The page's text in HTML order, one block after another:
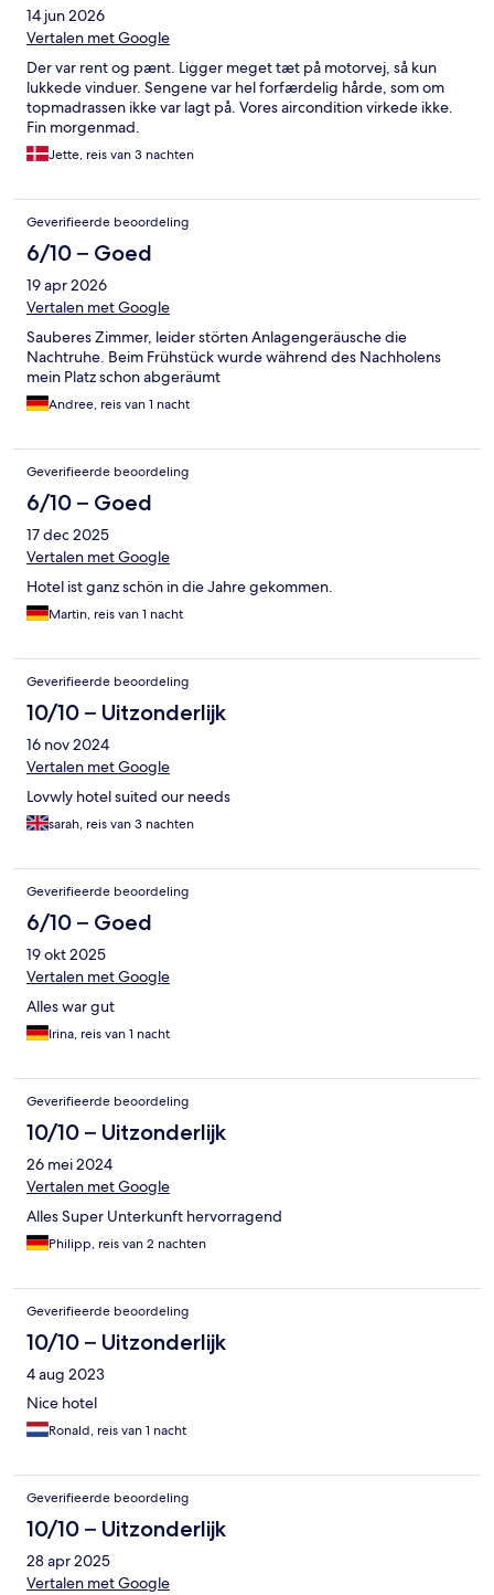
14 jun 2026
Vertalen met Google
Der var rent og pænt. Ligger meget tæt på motorvej, så kun
lukkede vinduer. Sengene var hel forfærdelig hårde, som om
topmadrassen ikke var lagt på. Vores aircondition virkede ikke.
Fin morgenmad.
Jette, reis van 3 nachten
Geverifieerde beoordeling
6/10 – Goed
19 apr 2026
Vertalen met Google
Sauberes Zimmer, leider störten Anlagengeräusche die
Nachtruhe. Beim Frühstück wurde während des Nachholens
mein Platz schon abgeräumt
Andree, reis van 1 nacht
Geverifieerde beoordeling
6/10 – Goed
17 dec 2025
Vertalen met Google
Hotel ist ganz schön in die Jahre gekommen.
Martin, reis van 1 nacht
Geverifieerde beoordeling
10/10 – Uitzonderlijk
16 nov 2024
Vertalen met Google
Lovwly hotel suited our needs
sarah, reis van 3 nachten
Geverifieerde beoordeling
6/10 – Goed
19 okt 2025
Vertalen met Google
Alles war gut
Irina, reis van 1 nacht
Geverifieerde beoordeling
10/10 – Uitzonderlijk
26 mei 2024
Vertalen met Google
Alles Super Unterkunft hervorragend
Philipp, reis van 2 nachten
Geverifieerde beoordeling
10/10 – Uitzonderlijk
4 aug 2023
Nice hotel
Ronald, reis van 1 nacht
Geverifieerde beoordeling
10/10 – Uitzonderlijk
28 apr 2025
Vertalen met Google